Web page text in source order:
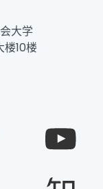
大学
10楼